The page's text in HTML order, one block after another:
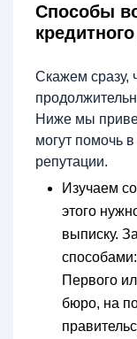
Способы
Скажем сразу,
Ниже мы
могут помочь
репутации.
Изучаем
этого
выписку.
Первого
бюро, на